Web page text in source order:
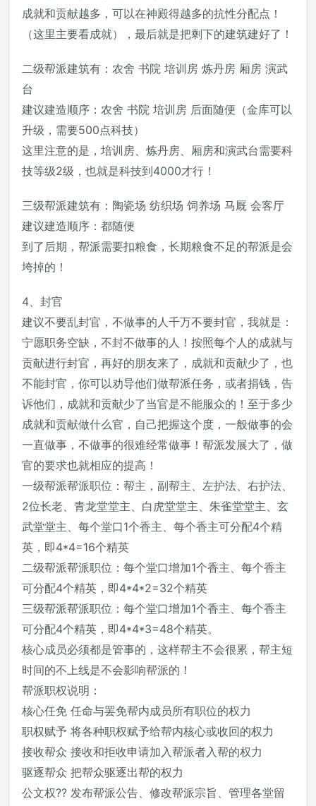
成就和贡献越多，可以在神殿得越多的抗性分配点！
（这里主要看成就），最后就是把剩下的建筑建好了！
二级帮派建筑有：农舍 书院 培训房 炼丹房 厢房 演武
台
建议建造顺序：农舍 书院 培训房 后面随便（金库可以
升级，需要500点科技）
这里注意的是，培训房、炼丹房、厢房和演武台需要科
技等级2级，也就是科技到4000才行！
三级帮派建筑有：陶瓷场 纺织场 饲养场 马厩 会客厅
建议建造顺序：都随便
到了后期，帮派需要扣粮食，长期粮食不足的帮派是会
垮掉的！
4、封官
建议不要乱封官，不做事的人千万不要封官，我就是：
宁愿职务空缺，不封不做事的人！按照每个人的成就与
贡献进行封官，再好的朋友来了，成就和贡献少了，也
不能封官，你可以劝导他们做帮派任务，或者捐钱，告
诉他们，成就和贡献少了当官是不能服众的！至于多少
成就和贡献做什么官，自己把握这个度，一般做事的会
一直做事，不做事的很难经常做事！帮派发展大了，做
官的要求也就相应的提高！
一级帮派帮派职位：帮主，副帮主、左护法、右护法、
2位长老、青龙堂堂主、白虎堂堂主、朱雀堂堂主、玄
武堂堂主、每个堂口1个香主、每个香主可分配4个精
英，即4*4=16个精英
二级帮派帮派职位：每个堂口增加1个香主、每个香主
可分配4个精英，即4*4*2=32个精英
三级帮派帮派职位：每个堂口增加1个香主、每个香主
可分配4个精英，即4*4*3=48个精英。
核心成员必须都是管事的，这样帮主不会很累，帮主短
时间的不上线是不会影响帮派的！
帮派职权说明：
核心任免 任命与罢免帮内成员所有职位的权力
职权赋予 将各种职权赋予给帮内核心或收回的权力
接收帮众 接收和拒收申请加入帮派者入帮的权力
驱逐帮众 把帮众驱逐出帮的权力
公文权?? 发布帮派公告、修改帮派宗旨、管理各堂留